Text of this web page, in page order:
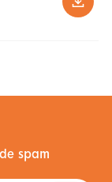
spam